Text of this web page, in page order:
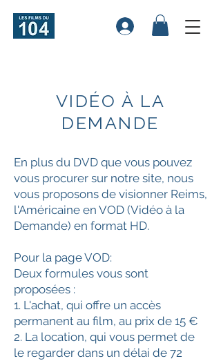
VIDÉO À LA
DEMANDE
En plus du DVD que vous pouvez
vous procurer sur notre site, nous
vous proposons de visionner Reims,
l'Américaine en VOD (Vidéo à la
Demande) en format HD.
Pour la page VOD:
Deux formules vous sont
proposées :
1. L'achat, qui offre un accès
permanent au film, au prix de 15 €
2. La location, qui vous permet de
le regarder dans un délai de 72